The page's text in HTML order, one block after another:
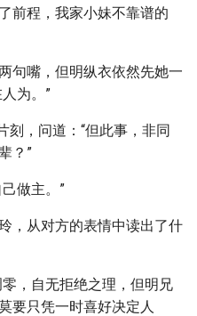
前程，我家小妹不靠谱的
句嘴，但明纵衣依然先她一
为。”
刻，问道：“但此事，非同
？”
做主。”
，从对方的表情中读出了什
，自无拒绝之理，但明兄
要只凭一时喜好决定人